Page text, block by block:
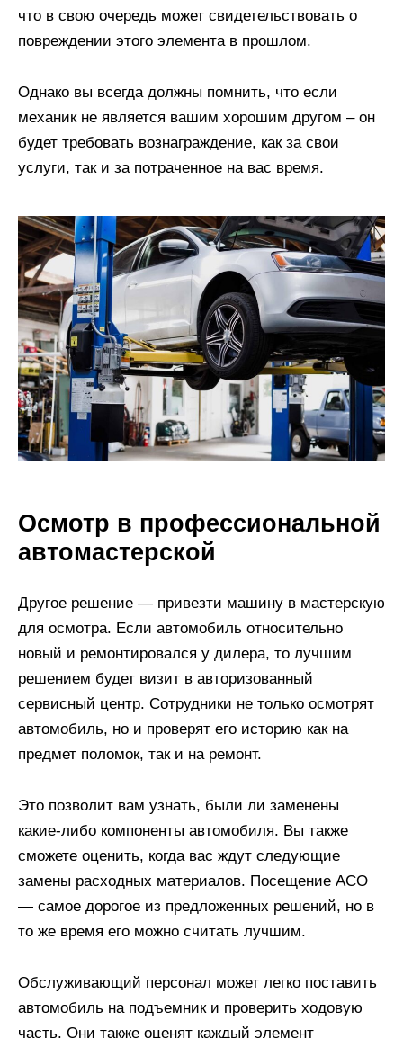
что в свою очередь может свидетельствовать о
повреждении этого элемента в прошлом.
Однако вы всегда должны помнить, что если
механик не является вашим хорошим другом – он
будет требовать вознаграждение, как за свои
услуги, так и за потраченное на вас время.
Осмотр в профессиональной
автомастерской
Другое решение — привезти машину в мастерскую
для осмотра. Если автомобиль относительно
новый и ремонтировался у дилера, то лучшим
решением будет визит в авторизованный
сервисный центр. Сотрудники не только осмотрят
автомобиль, но и проверят его историю как на
предмет поломок, так и на ремонт.
Это позволит вам узнать, были ли заменены
какие-либо компоненты автомобиля. Вы также
сможете оценить, когда вас ждут следующие
замены расходных материалов. Посещение АСО
— самое дорогое из предложенных решений, но в
то же время его можно считать лучшим.
Обслуживающий персонал может легко поставить
автомобиль на подъемник и проверить ходовую
часть. Они также оценят каждый элемент